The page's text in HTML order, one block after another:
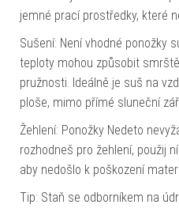
jemné prací prostředky, které
Sušení: Není vhodné ponožky
teploty mohou způsobit
pružnosti. Ideálně je suš na
ploše, mimo přímé sluneční
Žehlení: Ponožky Nedeto
rozhodneš pro žehlení, použij
aby nedošlo k poškození
Tip: Staň se odborníkem na